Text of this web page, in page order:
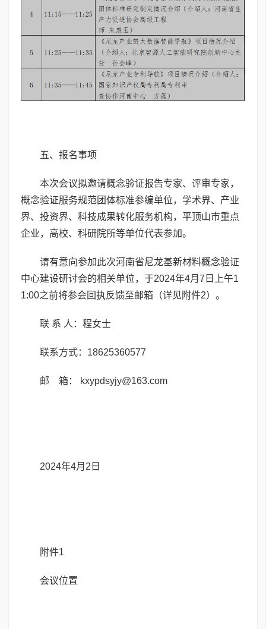
五、报名事项
本次会议拟邀请概念验证报告专家、评审专家，
概念验证服务规范团体标准参编单位，学术界、产业
界、投资界、科技成果转化服务机构，平顶山市重点
企业，高校、科研院所等单位代表参加。
请有意向参加此次河南省尼龙基新材料概念验证
中心建设研讨会的相关单位，于2024年4月7日上午1
1:00之前将参会回执反馈至邮箱（详见附件2）。
联 系 人：程女士
联系方式：18625360577
邮 箱： kxypdsyjy@163.com
2024年4月2日
附件1
会议位置